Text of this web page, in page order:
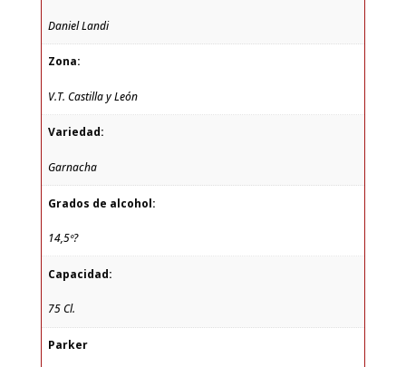
Daniel Landi
Zona:
V.T. Castilla y León
Variedad:
Garnacha
Grados de alcohol:
14,5º?
Capacidad:
75 Cl.
Parker